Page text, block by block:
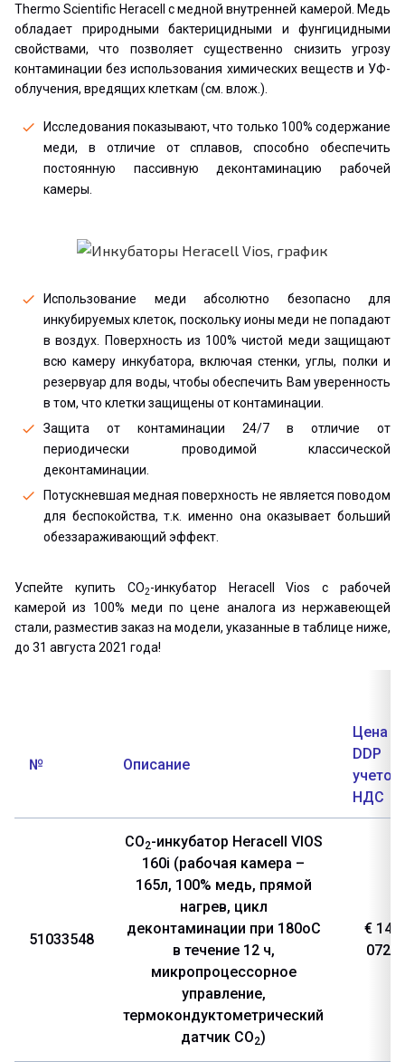
Thermo Scientific Heracell с медной внутренней камерой. Медь
обладает природными бактерицидными и фунгицидными
свойствами, что позволяет существенно снизить угрозу
контаминации без использования химических веществ и УФ-
облучения, вредящих клеткам (см. влож.).
Исследования показывают, что только 100% содержание
меди, в отличие от сплавов, способно обеспечить
постоянную пассивную деконтаминацию рабочей
камеры.
Использование меди абсолютно безопасно для
инкубируемых клеток, поскольку ионы меди не попадают
в воздух. Поверхность из 100% чистой меди защищают
всю камеру инкубатора, включая стенки, углы, полки и
резервуар для воды, чтобы обеспечить Вам уверенность
в том, что клетки защищены от контаминации.
Защита от контаминации 24/7 в отличие от
периодически проводимой классической
деконтаминации.
Потускневшая медная поверхность не является поводом
для беспокойства, т.к. именно она оказывает больший
обеззараживающий эффект.
Успейте купить CO2-инкубатор Heracell Vios с рабочей
камерой из 100% меди по цене аналога из нержавеющей
стали, разместив заказ на модели, указанные в таблице ниже,
до 31 августа 2021 года!
№ Описание
Цена
DDP с
учетом
НДС
51033548
CO2-инкубатор Heracell VIOS
160i (рабочая камера –
165л, 100% медь, прямой
нагрев, цикл
деконтаминации при 180оС
в течение 12 ч,
микропроцессорное
управление,
термокондуктометрический
датчик CO2)
€ 14
072